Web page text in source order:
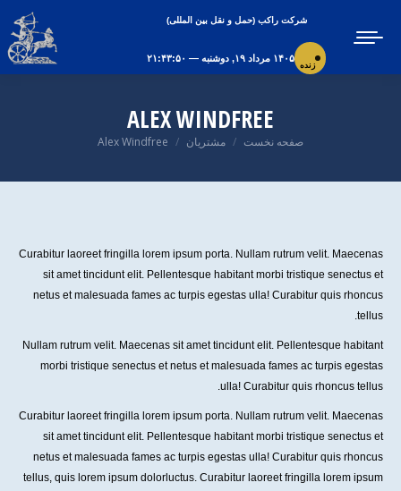
شرکت راکب (حمل و نقل بین المللی)
زنده
۱۴۰۵ مرداد ۱۹, دوشنبه — ۲۱:۴۳:۵۱
ALEX WINDFREE
مکان شما:
صفحه نخست مشتریان Alex Windfree
Curabitur laoreet fringilla lorem ipsum porta. Nullam rutrum velit. Maecenas
sit amet tincidunt elit. Pellentesque habitant morbi tristique senectus et
netus et malesuada fames ac turpis egestas ulla! Curabitur quis rhoncus
tellus.
Nullam rutrum velit. Maecenas sit amet tincidunt elit. Pellentesque habitant
morbi tristique senectus et netus et malesuada fames ac turpis egestas
ulla! Curabitur quis rhoncus tellus.
Curabitur laoreet fringilla lorem ipsum porta. Nullam rutrum velit. Maecenas
sit amet tincidunt elit. Pellentesque habitant morbi tristique senectus et
netus et malesuada fames ac turpis egestas ulla! Curabitur quis rhoncus
tellus, quis lorem ipsum dolorluctus. Curabitur laoreet fringilla lorem ipsum